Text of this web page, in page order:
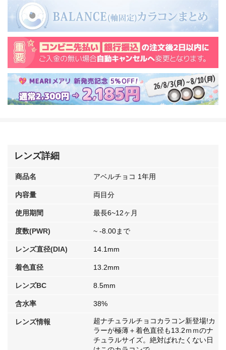
レンズ詳細
商品名 アベルチョコ 1年用
内容量 両目分
使用期間 最長6~12ヶ月
度数(PWR) ~ -8.00まで
レンズ直径(DIA) 14.1mm
着色直径 13.2mm
レンズBC 8.5mm
含水率 38%
レンズ情報
超ナチュラルチョコカラコン新登場!カ
ラーが極薄＋着色直径も13.2ｍｍのナ
チュラルサイズ。絶対ばれたくない日